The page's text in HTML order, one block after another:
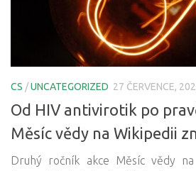
CS /UNCATEGORIZED 27 ČERVENCE,
Od HIV antivirotik po
Měsíc vědy na Wikipedii
Druhý ročník akce Měsíc vědy